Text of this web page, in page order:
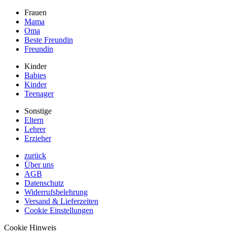
Frauen
Mama
Oma
Beste Freundin
Freundin
Kinder
Babies
Kinder
Teenager
Sonstige
Eltern
Lehrer
Erzieher
zurück
Über uns
AGB
Datenschutz
Widerrufsbelehrung
Versand & Lieferzeiten
Cookie Einstellungen
Cookie Hinweis